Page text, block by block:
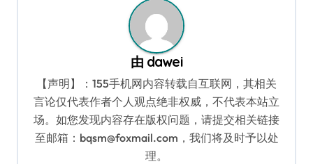
由 dawei
【声明】：155手机网内容转载自互联网，其相关
言论仅代表作者个人观点绝非权威，不代表本站立
场。如您发现内容存在版权问题，请提交相关链接
至邮箱：bqsm@foxmail.com，我们将及时予以处
理。